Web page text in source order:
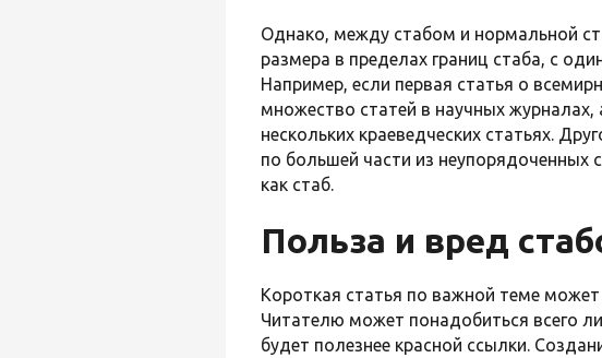
Однако, между стабом и нормальной
размера в пределах границ стаба, с
Например, если первая статья о
множество статей в научных
нескольких краеведческих статьях.
по большей части из
как стаб.
Польза и вред
Короткая статья по важной теме
Читателю может понадобиться всего
будет полезнее красной ссылки.